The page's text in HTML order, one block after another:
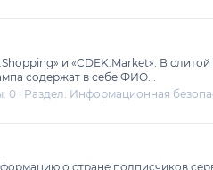
и «CDEK.Market». В
содержат в себе ФИО...
0 Раздел: Информационная
о стране подписчиков